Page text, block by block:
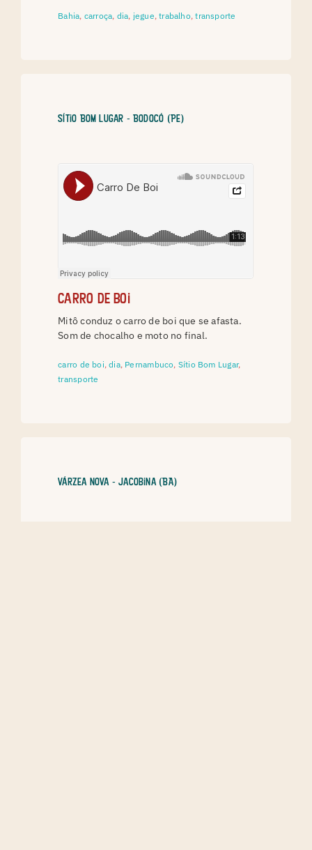
Bahia, carroça, dia, jegue,trabalho,transporte
Sítio Bom Lugar - Bodocó (PE)
Carro de boi
Mitô conduz o carro de boi que se afasta.
Som de chocalho e moto no final.
carro de boi,dia, Pernambuco, Sítio Bom Lugar,
transporte
Várzea Nova - Jacobina (BA)